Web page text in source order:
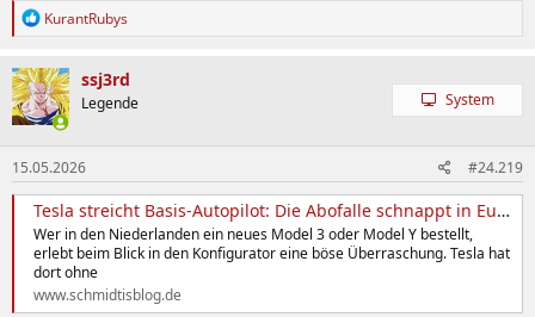
R
k
t
i
o
n
e
n
:
KurantRubys
ssj3rd
Legende System
15.05.2026 #24.219
Tesla streicht Basis-Autopilot: Die Abofalle schnappt in Europa zu
Wer in den Niederlanden ein neues Model 3 oder Model Y bestellt,
erlebt beim Blick in den Konfigurator eine böse Überraschung. Tesla hat
dort ohne
www.schmidtisblog.de